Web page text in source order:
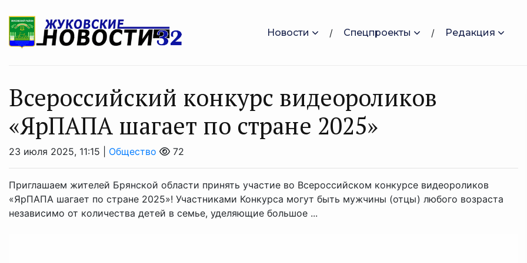
Новости Спецпроекты Редакция
Всероссийский конкурс видеороликов
«ЯрПАПА шагает по стране 2025»
23 июля 2025, 11:15 | Общество 72
Приглашаем жителей Брянской области принять участие во Всероссийском конкурсе видеороликов
«ЯрПАПА шагает по стране 2025»! Участниками Конкурса могут быть мужчины (отцы) любого возраста
независимо от количества детей в семье, уделяющие большое ...